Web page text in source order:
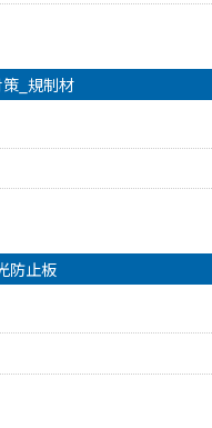
策_規制材
防止板